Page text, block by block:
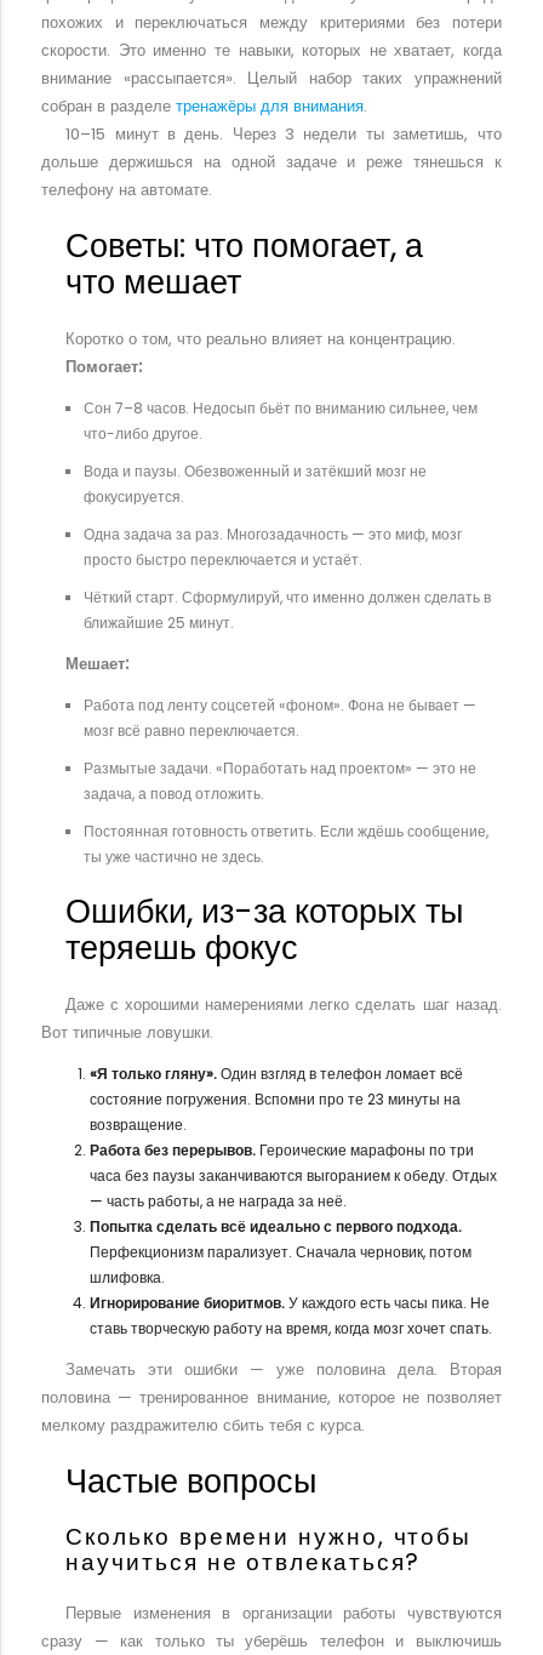
похожих и переключаться между критериями без потери
скорости. Это именно те навыки, которых не хватает, когда
внимание «рассыпается». Целый набор таких упражнений
собран в разделетренажёры для внимания.
10–15 минут в день. Через 3 недели ты заметишь, что
дольше держишься на одной задаче и реже тянешься к
телефону на автомате.
Советы: что помогает, а
что мешает
Коротко о том, что реально влияет на концентрацию.
Помогает:
Сон 7–8 часов. Недосып бьёт по вниманию сильнее, чем
что-либо другое.
Вода и паузы. Обезвоженный и затёкший мозг не
фокусируется.
Одна задача за раз. Многозадачность — это миф, мозг
просто быстро переключается и устаёт.
Чёткий старт. Сформулируй, что именно должен сделать в
ближайшие 25 минут.
Мешает:
Работа под ленту соцсетей «фоном». Фона не бывает —
мозг всё равно переключается.
Размытые задачи. «Поработать над проектом» — это не
задача, а повод отложить.
Постоянная готовность ответить. Если ждёшь сообщение,
ты уже частично не здесь.
Ошибки, из-за которых ты
теряешь фокус
Даже с хорошими намерениями легко сделать шаг назад.
Вот типичные ловушки.
«Я только гляну».Один взгляд в телефон ломает всё
состояние погружения. Вспомни про те 23 минуты на
возвращение.
Работа без перерывов. Героические марафоны по три
часа без паузы заканчиваются выгоранием к обеду. Отдых
— часть работы, а не награда за неё.
Попытка сделать всё идеально с первого подхода.
Перфекционизм парализует. Сначала черновик, потом
шлифовка.
Игнорирование биоритмов.У каждого есть часы пика. Не
ставь творческую работу на время, когда мозг хочет спать.
Замечать эти ошибки — уже половина дела. Вторая
половина — тренированное внимание, которое не позволяет
мелкому раздражителю сбить тебя с курса.
Частые вопросы
Сколько времени нужно, чтобы
научиться не отвлекаться?
Первые изменения в организации работы чувствуются
сразу — как только ты уберёшь телефон и выключишь